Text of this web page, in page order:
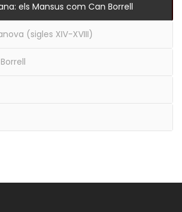
els Mansus com Can Borrell
(sigles XIV-XVIII)